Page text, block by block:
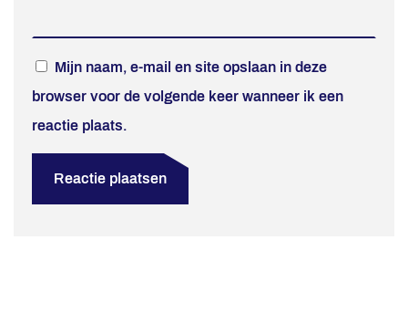
Mijn naam, e-mail en site opslaan in deze
browser voor de volgende keer wanneer ik een
reactie plaats.